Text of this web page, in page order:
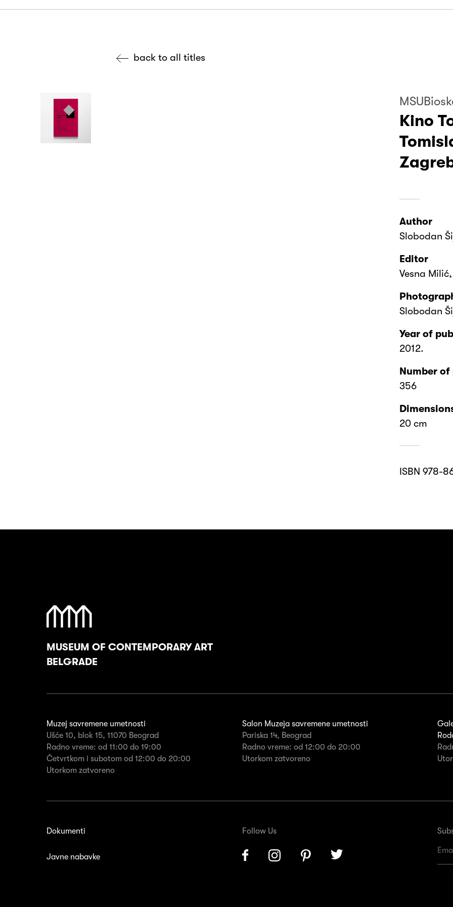
back to all titles
Kino
Author
Slobodan
Editor
Vesna
Slobodan
Year of
2012.
Number of
356
20 cm
ISBN 978-
MUSEUM OF CONTEMPORARY ART
BELGRADE
Muzej savremene umetnosti
Ušće 10, blok 15, 11070 Beograd
Radno vreme: od 11:00 do 19:00
Četvrtkom i subotom od 12:00 do 20:00
Utorkom zatvoreno
Salon Muzeja savremene umetnosti
Pariska 14, Beograd
Radno vreme: od 12:00 do 20:00
Utorkom zatvoreno
Dokumenti
Javne nabavke
Follow Us
Facebook InstagramPinterest